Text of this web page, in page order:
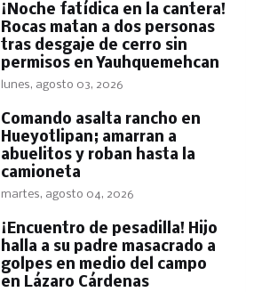
​¡Noche fatídica en la cantera!
Rocas matan a dos personas
tras desgaje de cerro sin
permisos en Yauhquemehcan
lunes, agosto 03, 2026
Comando asalta rancho en
Hueyotlipan; amarran a
abuelitos y roban hasta la
camioneta
martes, agosto 04, 2026
​¡Encuentro de pesadilla! Hijo
halla a su padre masacrado a
golpes en medio del campo
en Lázaro Cárdenas